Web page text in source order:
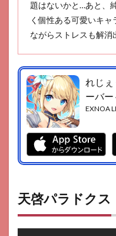
題はないかと…あと、
く個性ある可愛いキ
ながらストレスも解消
れじぇ
ーバー
EXNOA
天啓パラドクス